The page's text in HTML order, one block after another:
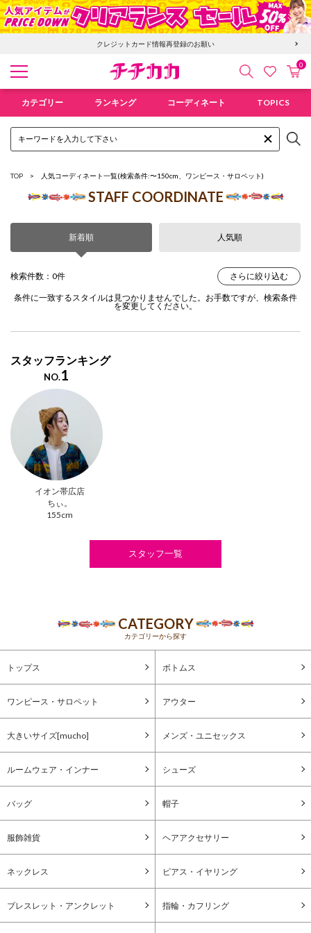
クレジットカード情報再登録のお願い
検索 お気にカ
0
カテゴリー ランキング コーディネート TOPICS
TOP 人気コーディネート一覧(検索条件:〜150cm、ワンピース・サロペット)
STAFF COORDINATE
新着順 人気順
検索件数：0件 さらに絞り込む
条件に一致するスタイルは見つかりませんでした。お手数ですが、検索条件
を変更してください。
スタッフランキング
NO.1
イオン帯広店
ちぃ。
155cm
スタッフ一覧
CATEGORY
カテゴリーから探す
トップス ボトムス
ワンピース・サロペット アウター
大きいサイズ[mucho] メンズ・ユニセックス
ルームウェア・インナー シューズ
バッグ 帽子
服飾雑貨 ヘアアクセサリー
ネックレス ピアス・イヤリング
ブレスレット・アンクレット 指輪・カフリング